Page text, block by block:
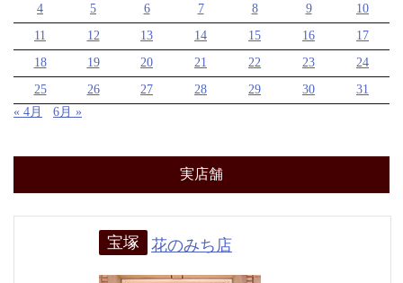
4
5 6 7 8 9
10
11
12 13 14 15 16
17
18
19 20 21 22 23
24
25
26 27 28 29 30
31
« 4月
6月 »
実店舗
宝塚 花のみち店